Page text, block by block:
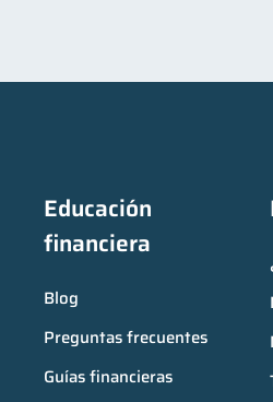
Educación
financiera
Blog
Preguntas frecuentes
Guías financieras